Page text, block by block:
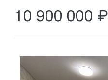
10 900 000 ₽